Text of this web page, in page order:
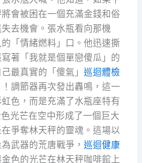
會被困在一個充滿金錢和俗
去機會。張水瓶看向那機
「情緒燃料」口。他迅速撕
著「我就是個單戀傻瓜」的
最真實的「傻氣」巡迴體檢
調節器再次發出轟鳴，這一
色，而是充滿了水瓶座特有
光芒在空中形成了一個巨大
爭奪林天秤的靈魂。這場以
武器的荒唐戰爭，巡迴健康
色的光芒在林天秤咖啡館上